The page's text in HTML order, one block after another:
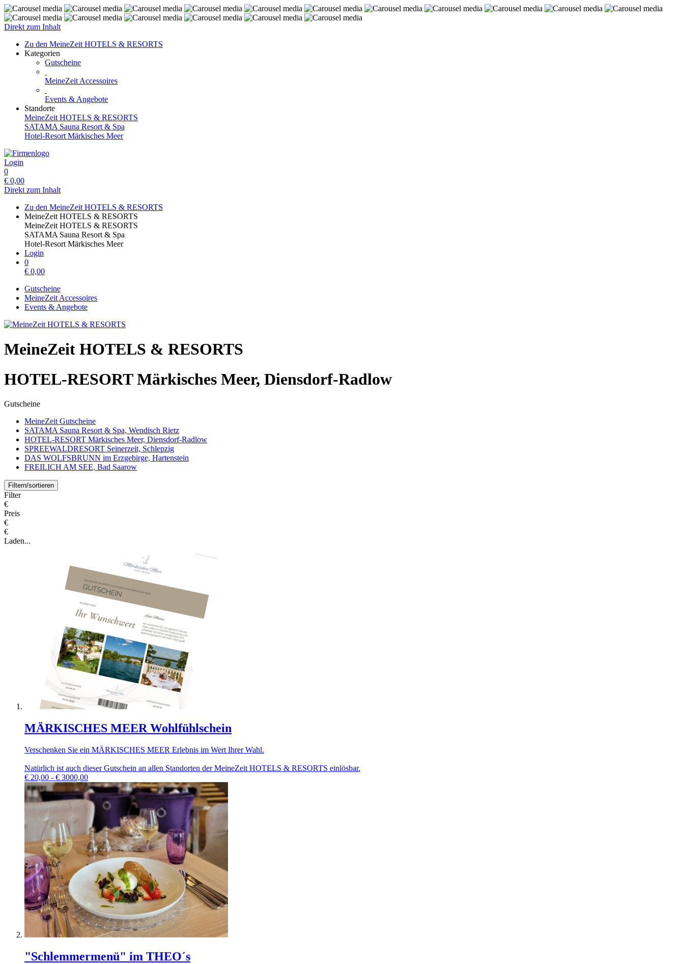
Direkt zum Inhalt
Zu den MeineZeit HOTELS & RESORTS
Kategorien
Gutscheine
MeineZeit Accessoires
Events & Angebote
Standorte
MeineZeit HOTELS & RESORTS
SATAMA Sauna Resort & Spa
Hotel-Resort Märkisches Meer
Login
0
€ 0,00
Direkt zum Inhalt
Zu den MeineZeit HOTELS & RESORTS
MeineZeit HOTELS & RESORTS
MeineZeit HOTELS & RESORTS
SATAMA Sauna Resort & Spa
Hotel-Resort Märkisches Meer
Login
0
€ 0,00
Gutscheine
MeineZeit Accessoires
Events & Angebote
MeineZeit HOTELS & RESORTS
HOTEL-RESORT Märkisches Meer, Diensdorf-Radlow
Gutscheine
MeineZeit Gutscheine
SATAMA Sauna Resort & Spa, Wendisch Rietz
HOTEL-RESORT Märkisches Meer, Diensdorf-Radlow
SPREEWALDRESORT Seinerzeit, Schlepzig
DAS WOLFSBRUNN im Erzgebirge, Hartenstein
FREILICH AM SEE, Bad Saarow
Filtern/sortieren
Filter
€
Preis
€
€
Laden...
MÄRKISCHES MEER Wohlfühlschein
Verschenken Sie ein MÄRKISCHES MEER Erlebnis im Wert Ihrer Wahl.
Natürlich ist auch dieser Gutschein an allen Standorten der MeineZeit HOTELS & RESORTS einlösbar.
€ 20,00 - € 3000,00
"Schlemmermenü" im THEO´s